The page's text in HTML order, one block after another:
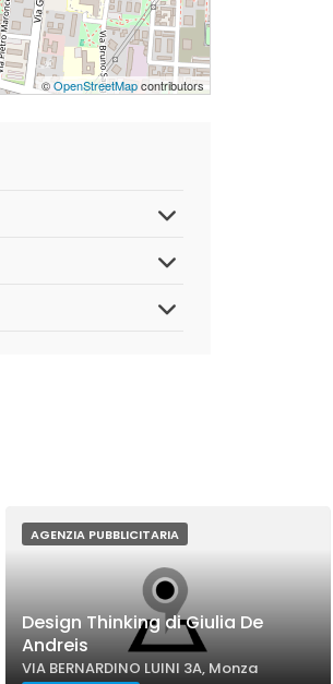
©OpenStreetMapcontributors
AGENZIA PUBBLICITARIA
Design Thinking di Giulia De
Andreis
VIA BERNARDINO LUINI 3A, Monza